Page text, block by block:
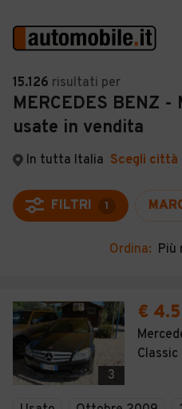
Auto
Auto usate
Auto Km 0
Auto Nuove
Moto
Camper
Veicoli Commerciali
VENDI
MAGAZINE
ACCEDI
15.126 risultati per
MERCEDES BENZ -
usate in vendita
In tutta Italia Scegli città
FILTRI 1
Ordina: Più
3
€
Classic